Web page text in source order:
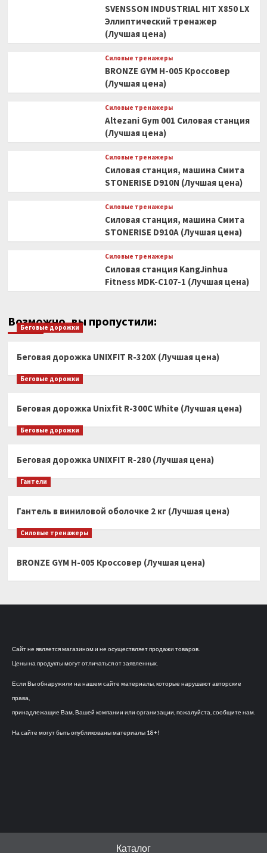
SVENSSON INDUSTRIAL HIT X850 LX
Эллиптический тренажер
(Лучшая цена)
Силовые тренажеры
BRONZE GYM H-005 Кроссовер
(Лучшая цена)
Силовые тренажеры
Altezani Gym 001 Силовая станция
(Лучшая цена)
Силовые тренажеры
Силовая станция, машина Смита
STONERISE D910N (Лучшая цена)
Силовые тренажеры
Силовая станция, машина Смита
STONERISE D910A (Лучшая цена)
Силовые тренажеры
Силовая станция KangJinhua
Fitness MDK-C107-1 (Лучшая цена)
Возможно, вы пропустили:
Беговые дорожки
Беговая дорожка UNIXFIT R-320X (Лучшая цена)
Беговые дорожки
Беговая дорожка Unixfit R-300C White (Лучшая цена)
Беговые дорожки
Беговая дорожка UNIXFIT R-280 (Лучшая цена)
Гантели
Гантель в виниловой оболочке 2 кг (Лучшая цена)
Силовые тренажеры
BRONZE GYM H-005 Кроссовер (Лучшая цена)
Сайт не является магазином и не осуществляет продажи товаров.
Цены на продукты могут отличаться от заявленных.
Если Вы обнаружили на нашем сайте материалы, которые нарушают авторские
права,
принадлежащие Вам, Вашей компании или организации, пожалуйста, сообщите нам.
На сайте могут быть опубликованы материалы 18+!
Каталог